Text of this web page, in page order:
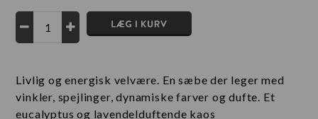
Livlig og energisk velvære. En sæbe der leger med
vinkler, spejlinger, dynamiske farver og dufte. Et
eucalyptus og lavendelduftende kaos